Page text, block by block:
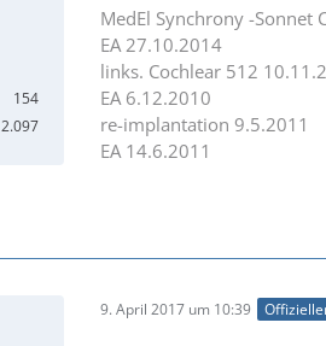
154
2.097
MedEl Synchrony -Sonnet
EA 27.10.2014
links. Cochlear 512
EA 6.12.2010
re-implantation 9.5.2011
EA 14.6.2011
9. April 2017 um 10:39